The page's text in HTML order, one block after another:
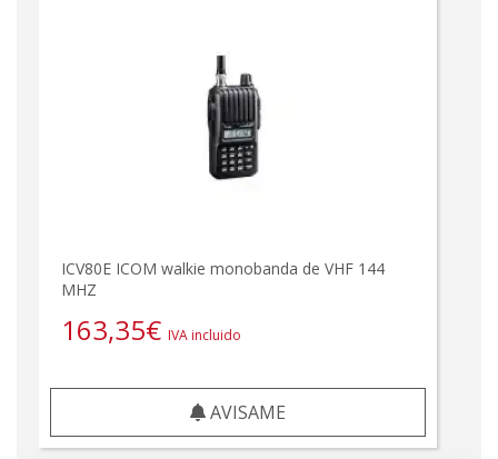
ICV80E ICOM walkie monobanda de VHF 144
MHZ
163,35€ IVA incluido
AVISAME